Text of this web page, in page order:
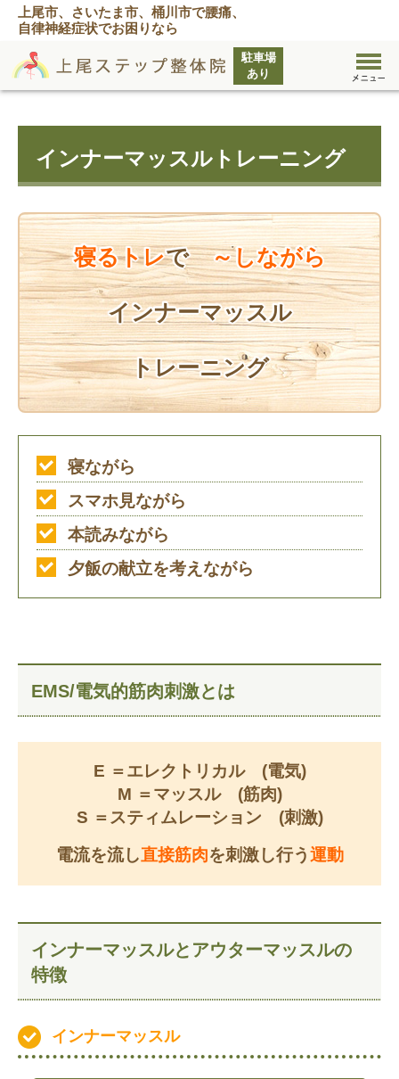
上尾市、さいたま市、桶川市で腰痛、
自律神経症状でお困りなら
インナーマッスルトレーニング
寝るトレで～しながら
インナーマッスル
トレーニング
寝ながら
スマホ見ながら
本読みながら
夕飯の献立を考えながら
EMS/電気的筋肉刺激とは
E ＝エレクトリカル (電気)
M ＝マッスル (筋肉)
S ＝スティムレーション (刺激)
電流を流し直接筋肉を刺激し行う運動
インナーマッスルとアウターマッスルの
特徴
インナーマッスル